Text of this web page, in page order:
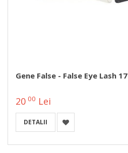
Gene False - False Eye Lash 17
20 00 Lei
DETALII